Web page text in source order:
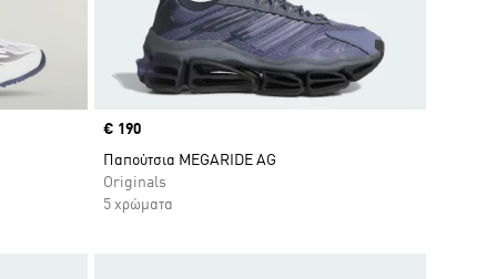
Price
€ 190
Παπούτσια MEGARIDE AG
Originals
5 χρώματα